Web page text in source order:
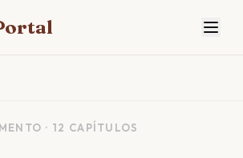
· 12 CAPÍTULOS